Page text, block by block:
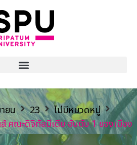
ยน 23
ไม่มีหมวดหมู่
คณะดิจิทัลมีเดีย อันดับ 1 ของเมือง